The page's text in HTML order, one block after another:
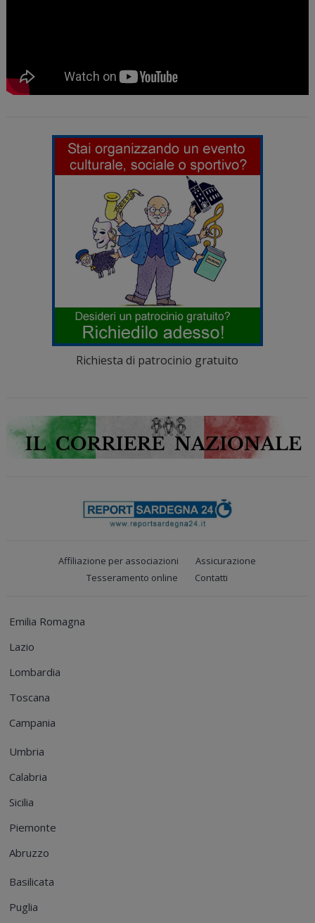
Richiesta di patrocinio gratuito
Affiliazione per associazioni
Assicurazione
Tesseramento online
Contatti
Emilia Romagna
Lazio
Lombardia
Toscana
Campania
Umbria
Calabria
Sicilia
Piemonte
Abruzzo
Basilicata
Puglia